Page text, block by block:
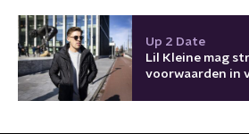
Up 2 Date
Lil Kleine mag
voorwaarden in